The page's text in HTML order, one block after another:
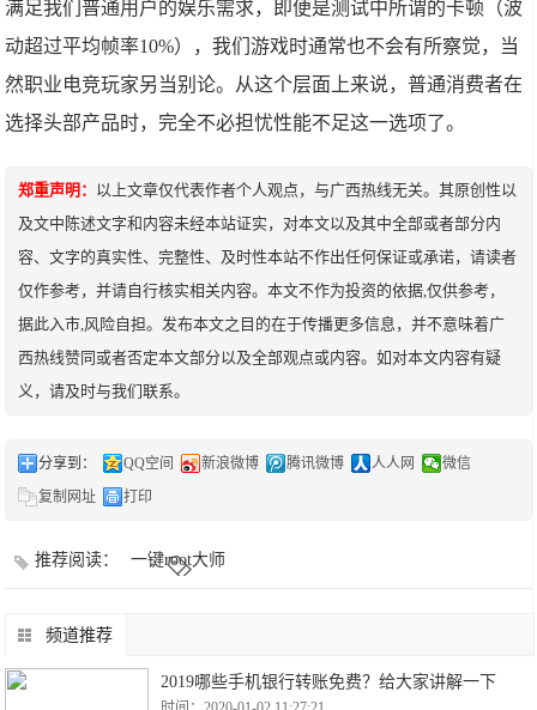
满足我们普通用户的娱乐需求，即便是测试中所谓的卡顿（波
动超过平均帧率10%），我们游戏时通常也不会有所察觉，当
然职业电竞玩家另当别论。从这个层面上来说，普通消费者在
选择头部产品时，完全不必担忧性能不足这一选项了。
郑重声明： 以上文章仅代表作者个人观点，与广西热线无关。其原创性以
及文中陈述文字和内容未经本站证实，对本文以及其中全部或者部分内
容、文字的真实性、完整性、及时性本站不作出任何保证或承诺，请读者
仅作参考，并请自行核实相关内容。本文不作为投资的依据,仅供参考，
据此入市,风险自担。发布本文之目的在于传播更多信息，并不意味着广
西热线赞同或者否定本文部分以及全部观点或内容。如对本文内容有疑
义，请及时与我们联系。
分享到： QQ空间 新浪微博 腾讯微博 人人网
微信
复制网址
打印
推荐阅读： 一键root大师
频道推荐
2019哪些手机银行转账免费？给大家讲解一下